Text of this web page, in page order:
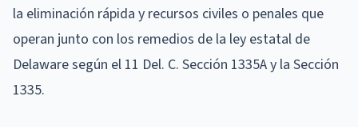
la eliminación rápida y recursos civiles o penales que
operan junto con los remedios de la ley estatal de
Delaware según el 11 Del. C. Sección 1335A y la Sección
1335.